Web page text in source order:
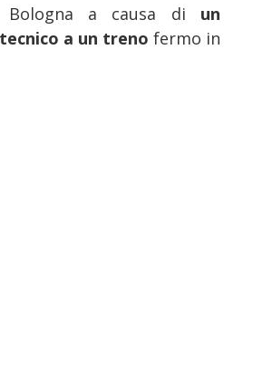
Bologna a causa di un
a un treno fermo in